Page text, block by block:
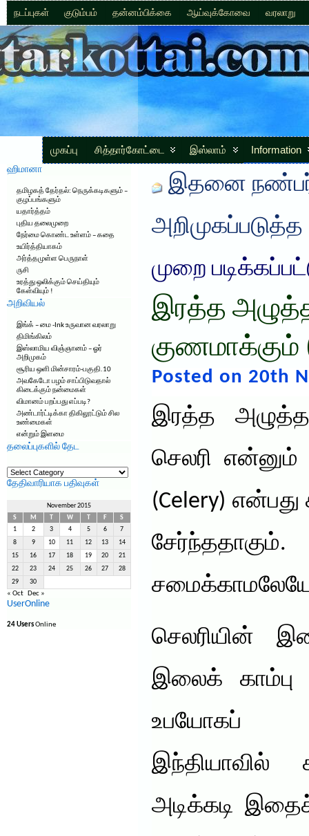
நடப்புகள் குடும்பம் தன்னம்பிக்கை ஆய்வுக்கோவை வரலாறு
முகப்பு சித்தார்கோட்டை இஸ்லாம் Information
ஹிமானா
தமிழகத் தேர்தல்: நெருக்கடிகளும் –
குழப்பங்களும்
யதார்த்தம்
புதிய தலைமுறை
நேர்மை கொண்ட உள்ளம் – கதை
உயிர்த்தியாகம்
அர்த்தமுள்ள பெருநாள்
ருசி
உரத்து ஒலிக்கும் செய்தியும்
கேள்வியும் !
அறிவியல்
இங்க் – மை -Ink உருவான வரலாறு
திமிங்கிலம்
இஸ்லாமிய விஞ்ஞானம் – ஓர்
அறிமுகம்
சூரிய ஒளி மின்சாரம்-பகுதி.10
அவகேடோ பழம் சாப்பிடுவதால்
கிடைக்கும் நன்மைகள்
விமானம் பறப்பது எப்படி?
அண்டார்ட்டிக்கா திகிலூட்டும் சில
உண்மைகள்
என்றும் இளமை
தலைப்புகளில் தேட
தலைப்புகளில்
தேட
தேதிவாரியாக பதிவுகள்
November 2015
S
M W F
S
1
2 3 4 5 6 7
8 9 10 11 12 13 14
15 16 17 18 19 20 21
22 23 24 25 26 27 28
29 30
« Oct Dec »
UserOnline
24 UsersOnline
இதனை
அறிமுகப்படுத்த
முறை
இரத்த
குணமாக்கும்
Posted on 20th
இரத்த
செலரி என்னும்
(Celery)
சமைக்காமலேயே
செலரியின்
இலைக்
உபயோகப்
இந்தியாவில்
அடிக்கடி